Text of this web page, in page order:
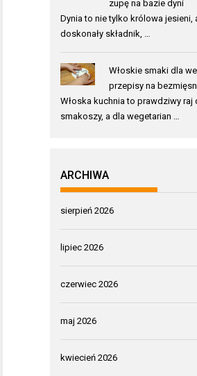
zupę na bazie dyni
Dynia to nie tylko królowa jesieni,
doskonały składnik, …
Włoskie smaki dla
przepisy na
Włoska kuchnia to prawdziwy raj
smakoszy, a dla wegetarian …
ARCHIWA
sierpień 2026
lipiec 2026
czerwiec 2026
maj 2026
kwiecień 2026